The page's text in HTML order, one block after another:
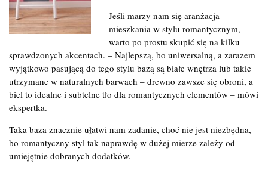
Jeśli marzy nam się aranżacja
mieszkania w stylu romantycznym,
warto po prostu skupić się na kilku
sprawdzonych akcentach. – Najlepszą, bo uniwersalną, a zarazem
wyjątkowo pasującą do tego stylu bazą są białe wnętrza lub takie
utrzymane w naturalnych barwach – drewno zawsze się obroni, a
biel to idealne i subtelne tło dla romantycznych elementów – mówi
ekspertka.
Taka baza znacznie ułatwi nam zadanie, choć nie jest niezbędna,
bo romantyczny styl tak naprawdę w dużej mierze zależy od
umiejętnie dobranych dodatków.